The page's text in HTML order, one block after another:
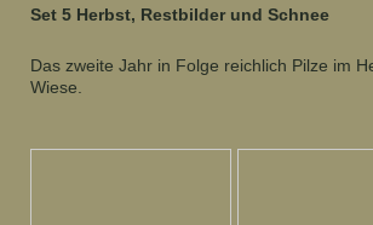
Set 5 Herbst, Restbilder und Schnee
Das zweite Jahr in Folge reichlich Pilze im
Wiese.